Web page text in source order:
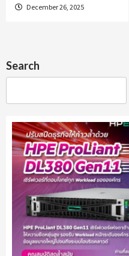
December 26, 2025
Search